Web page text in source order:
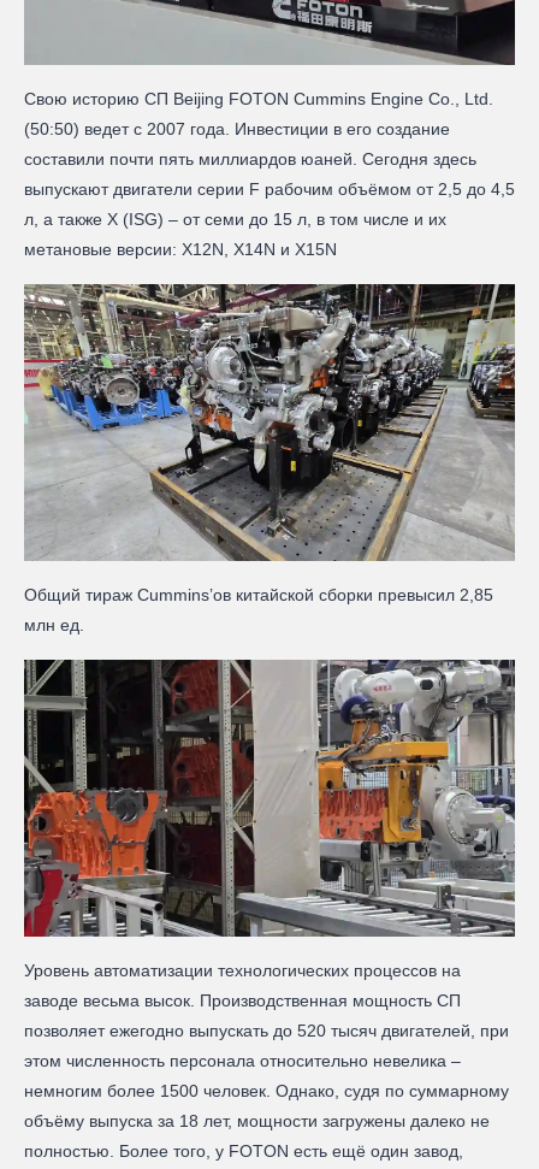
Свою историю СП Beijing FOTON Сummins Engine Co., Ltd.
(50:50) ведет с 2007 года. Инвестиции в его создание
составили почти пять миллиардов юаней. Сегодня здесь
выпускают двигатели серии F рабочим объёмом от 2,5 до 4,5
л, а также Х (ISG) – от семи до 15 л, в том числе и их
метановые версии: Х12N, Х14N и X15N
Общий тираж Cummins’ов китайской сборки превысил 2,85
млн ед.
Уровень автоматизации технологических процессов на
заводе весьма высок. Производственная мощность СП
позволяет ежегодно выпускать до 520 тысяч двигателей, при
этом численность персонала относительно невелика –
немногим более 1500 человек. Однако, судя по суммарному
объёму выпуска за 18 лет, мощности загружены далеко не
полностью. Более того, у FOTON есть ещё один завод,